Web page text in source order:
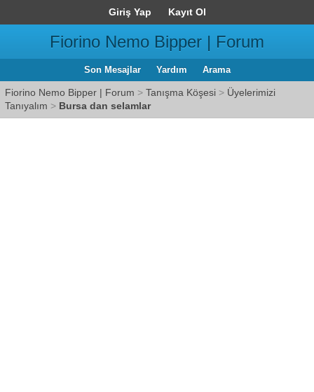
Giriş Yap Kayıt Ol
Fiorino Nemo Bipper | Forum
Son Mesajlar Yardım Arama
Fiorino Nemo Bipper | Forum > Tanışma Köşesi > Üyelerimizi
Tanıyalım > Bursa dan selamlar